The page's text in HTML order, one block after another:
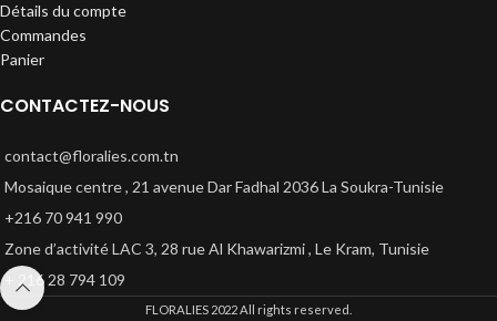
Détails du compte
Commandes
Panier
CONTACTEZ-NOUS
contact@floralies.com.tn
Mosaique centre , 21 avenue Dar Fadhal 2036 La Soukra-Tunisie
+216 70 941 990
Zone d’activité LAC 3, 28 rue Al Khawarizmi , Le Kram, Tunisie
+ 216 28 794 109
FLORALIES 2022 All rights reserved.